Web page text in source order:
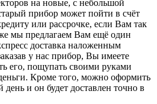
на новые, с небольшой
прибор может пойти в счёт
или рассрочке, если Вам так
мы предлагаем Вам ещё один
доставка наложенным
у нас прибор, Вы имеете
его, пощупать своими руками
Кроме того, можно оформить
день и он будет доставлен точно в